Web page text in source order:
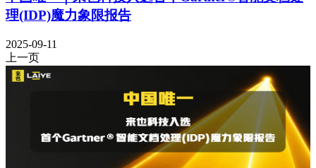
理(IDP)魔力象限报告
2025-09-11
上一页